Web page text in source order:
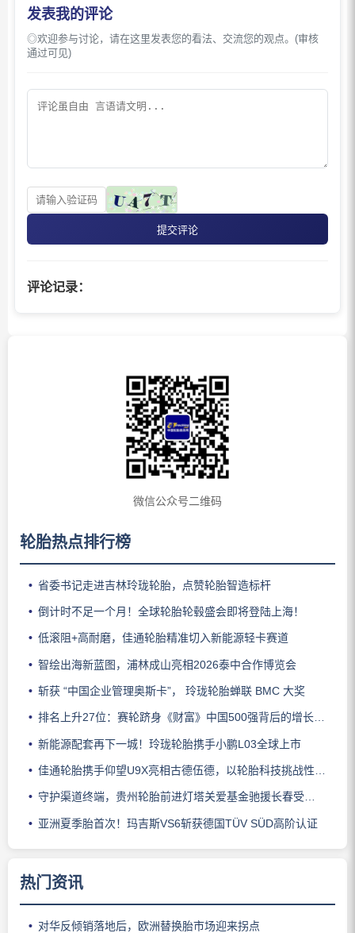
发表我的评论
◎欢迎参与讨论，请在这里发表您的看法、交流您的观点。(审核
通过可见)
提交评论
评论记录：
微信公众号二维码
轮胎热点排行榜
省委书记走进吉林玲珑轮胎，点赞轮胎智造标杆
倒计时不足一个月！全球轮胎轮毂盛会即将登陆上海！
低滚阻+高耐磨，佳通轮胎精准切入新能源轻卡赛道
智绘出海新蓝图，浦林成山亮相2026泰中合作博览会
斩获 “中国企业管理奥斯卡”， 玲珑轮胎蝉联 BMC 大奖
排名上升27位：赛轮跻身《财富》中国500强背后的增长逻辑
新能源配套再下一城！玲珑轮胎携手小鹏L03全球上市
佳通轮胎携手仰望U9X亮相古德伍德，以轮胎科技挑战性能边界
守护渠道终端，贵州轮胎前进灯塔关爱基金驰援长春受灾门店
亚洲夏季胎首次！玛吉斯VS6斩获德国TÜV SÜD高阶认证
热门资讯
对华反倾销落地后，欧洲替换胎市场迎来拐点